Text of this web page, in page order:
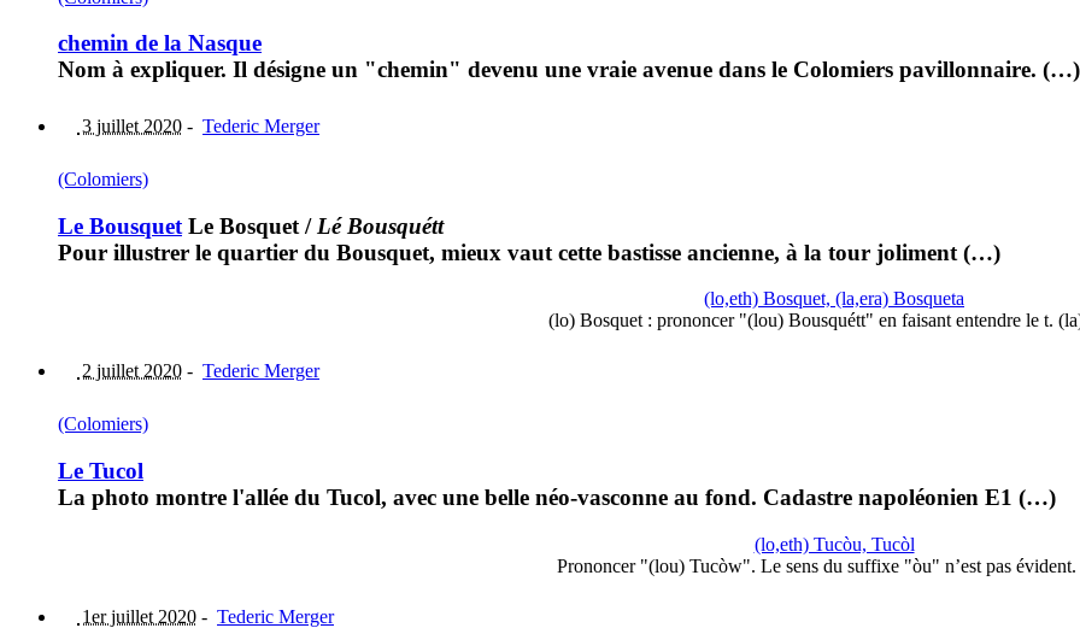
chemin de la Nasque
Nom à expliquer. Il désigne un "chemin" devenu une vraie avenue dans le Colomiers pavillonnaire. (…)
3 juillet 2020 - Tederic Merger
(Colomiers)
Le Bousquet Le Bosquet / Lé Bousquétt
Pour illustrer le quartier du Bousquet, mieux vaut cette bastisse ancienne, à la tour joliment (…)
(lo,eth) Bosquet, (la,era) Bosqueta
(lo) Bosquet : prononcer "(lou) Bousquétt" en faisant entendre le t.
2 juillet 2020 - Tederic Merger
(Colomiers)
Le Tucol
La photo montre l'allée du Tucol, avec une belle néo-vasconne au fond. Cadastre napoléonien E1 (…)
(lo,eth) Tucòu, Tucòl
Prononcer "(lou) Tucòw". Le sens du suffixe "òu" n’est pas
1er juillet 2020 - Tederic Merger